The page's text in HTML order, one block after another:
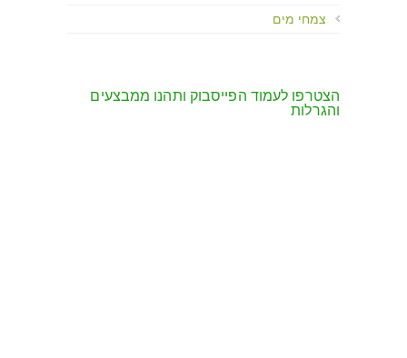
צמחי מים
הצטרפו לעמוד הפייסבוק ותהנו ממבצעים
והגרלות